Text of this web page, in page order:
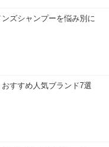
ズシャンプーを悩み別に
おすすめ人気ブランド7選